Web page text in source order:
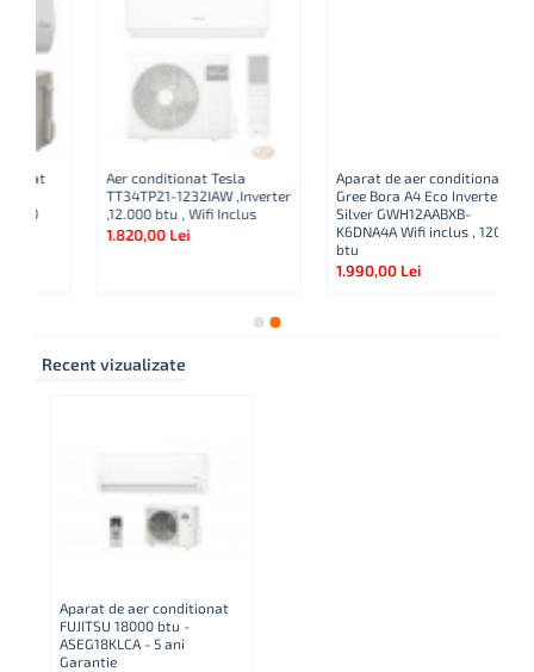
Aer conditionat Tesla
TT34TP21-1232IAW ,Inverter
,12.000 btu , Wifi Inclus
1.820,00 Lei
Aparat de aer conditionat
Gree Bora A4 Eco Inverter
Silver GWH12AABXB-
K6DNA4A Wifi inclus , 12000
1.990,00 Lei
Recent vizualizate
Aparat de aer conditionat
FUJITSU 18000 btu -
ASEG18KLCA - 5 ani
Garantie